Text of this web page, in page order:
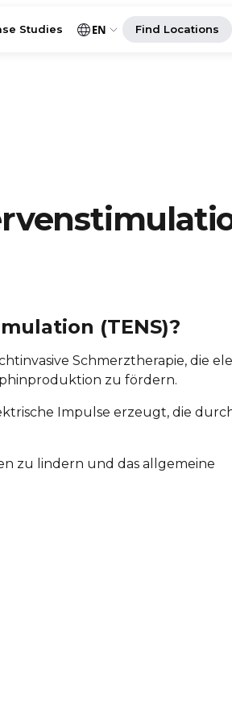
Studies EN Find Locations
(TENS)?
Schmerztherapie, die
zu fördern.
Impulse erzeugt, die
zu lindern und das allgemeine